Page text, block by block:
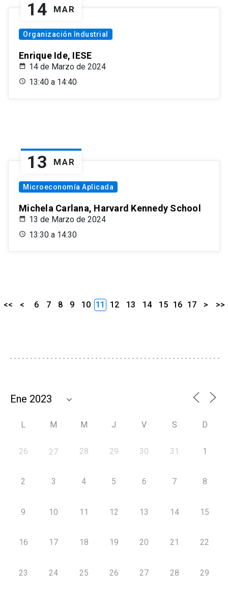
14 MAR
Organización Industrial
Enrique Ide, IESE
14 de Marzo de 2024
13:40 a 14:40
13 MAR
Microeconomía Aplicada
Michela Carlana, Harvard Kennedy School
13 de Marzo de 2024
13:30 a 14:30
<< < 6 7 8 9 10 11 12 13 14 15 16 17 > >>
L M M J V S D
26 27 28 29 30 31 1
2 3 4 5 6 7 8
9 10 11 12 13 14 15
16 17 18 19 20 21 22
23 24 25 26 27 28 29